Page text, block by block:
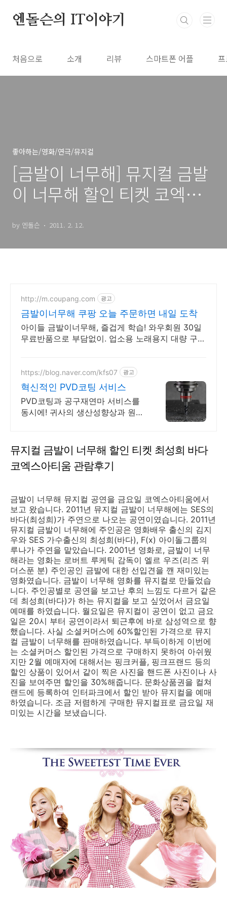
엔돌슨의 IT이야기
처음으로 소개 리뷰 스마트폰 어플
좋아하는/영화/연극/뮤지컬
[금발이 너무해] 뮤지컬 금발
이 너무해 할인 티켓 코엑스
공연관람
by 엔돌슨 2011. 2. 12.
http://m.coupang.com 광고
금발이너무해 쿠팡 오늘 주문하면 내일 도착
아이들 금발이너무해, 즐겁게 학습! 와우회원 30일
무료반품으로 부담없이. 업소용 노래용지 대량 구매
https://blog.naver.com/kfs07 광고
혁신적인 PVD코팅 서비스
PVD코팅과 공구재연마 서비스를
동시에! 귀사의 생산성향상과 원가
뮤지컬 금발이 너무해 할인 티켓 최성희 바다
코엑스아티움 관람후기
금발이 너무해 뮤지컬 공연을 금요일 코엑스아티움에서
보고 왔습니다. 2011년 뮤지컬 금발이 너무해에는 SES의
바다(최성희)가 주연으로 나오는 공연이였습니다. 2011년
뮤지컬 금발이 너무해에 주인공은 영화배우 출신의 김지
우와 SES 가수출신의 최성희(바다), F(x) 아이돌그룹의
루나가 주연을 맡았습니다. 2001년 영화로, 금발이 너무
해라는 영화는 로버트 루케틱 감독이 엘르 우즈(리즈 위
더스푼 분) 주인공인 금발에 대한 선입견을 깬 재미있는
영화였습니다. 금발이 너무해 영화를 뮤지컬로 만들었습
니다. 주인공별로 공연을 보고난 후의 느낌도 다르거 같은
데 최성희(바다)가 하는 뮤지컬을 보고 싶었어서 금요일
예매를 하였습니다. 월요일은 뮤지컬이 공연이 없고 금요
일은 20시 부터 공연이라서 퇴근후에 바로 삼성역으로 향
했습니다. 사실 소셜커머스에 60%할인된 가격으로 뮤지
컬 금발이 너무해를 판매하였습니다. 부득이하게 이번에
는 소셜커머스 할인된 가격으로 구매하지 못하여 아쉬웠
지만 2월 예매자에 대해서는 핑크커플, 핑크프랜드 등의
할인 상품이 있어서 같이 찍은 사진을 핸드폰 사진이나 사
진을 보여주면 할인을 30%해줍니다. 문화상품권을 컬쳐
랜드에 등록하여 인터파크에서 할인 받아 뮤지컬을 예매
하였습니다. 조금 저렴하게 구매한 뮤지컬표로 금요일 재
미있는 시간을 보냈습니다.